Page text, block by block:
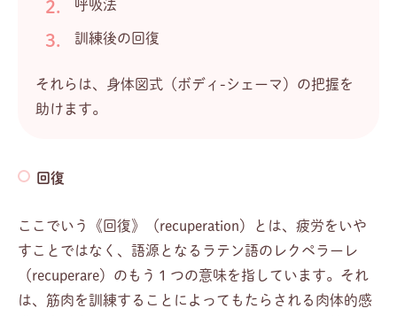
呼吸法
訓練後の回復
それらは、身体図式（ボディ-シェーマ）の把握を
助けます。
回復
ここでいう《回復》（recuperation）とは、疲労をいや
すことではなく、語源となるラテン語のレクペラーレ
（recuperare）のもう１つの意味を指しています。それ
は、筋肉を訓練することによってもたらされる肉体的感